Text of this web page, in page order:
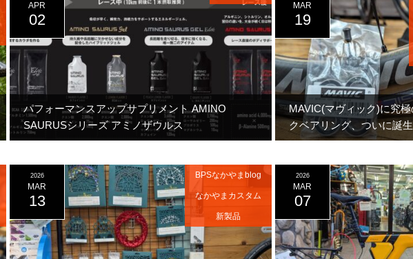
パフォーマンスアップサプリメント AMINO
SAURUSシリーズ アミノザウルス
APR
02
MAVIC(マヴィック)に究
クベアリング、ついに誕生
MAR
19
2026
MAR
13
BPSなかやまblog
なかやまカスタム
新製品
2026
MAR
07